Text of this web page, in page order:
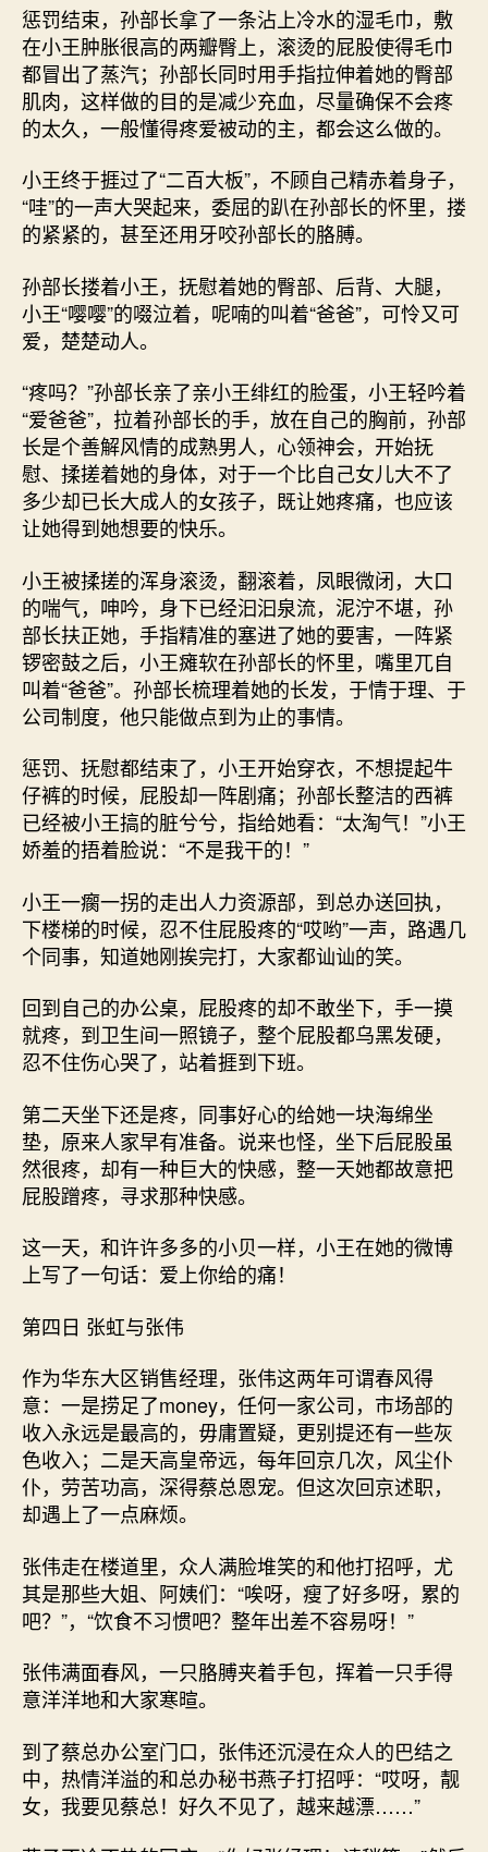
惩罚结束，孙部长拿了一条沾上冷水的湿毛巾，敷
在小王肿胀很高的两瓣臀上，滚烫的屁股使得毛巾
都冒出了蒸汽；孙部长同时用手指拉伸着她的臀部
肌肉，这样做的目的是减少充血，尽量确保不会疼
的太久，一般懂得疼爱被动的主，都会这么做的。
小王终于捱过了“二百大板”，不顾自己精赤着身子，
“哇”的一声大哭起来，委屈的趴在孙部长的怀里，搂
的紧紧的，甚至还用牙咬孙部长的胳膊。
孙部长搂着小王，抚慰着她的臀部、后背、大腿，
小王“嘤嘤”的啜泣着，呢喃的叫着“爸爸”，可怜又可
爱，楚楚动人。
“疼吗？”孙部长亲了亲小王绯红的脸蛋，小王轻吟着
“爱爸爸”，拉着孙部长的手，放在自己的胸前，孙部
长是个善解风情的成熟男人，心领神会，开始抚
慰、揉搓着她的身体，对于一个比自己女儿大不了
多少却已长大成人的女孩子，既让她疼痛，也应该
让她得到她想要的快乐。
小王被揉搓的浑身滚烫，翻滚着，凤眼微闭，大口
的喘气，呻吟，身下已经汩汩泉流，泥泞不堪，孙
部长扶正她，手指精准的塞进了她的要害，一阵紧
锣密鼓之后，小王瘫软在孙部长的怀里，嘴里兀自
叫着“爸爸”。孙部长梳理着她的长发，于情于理、于
公司制度，他只能做点到为止的事情。
惩罚、抚慰都结束了，小王开始穿衣，不想提起牛
仔裤的时候，屁股却一阵剧痛；孙部长整洁的西裤
已经被小王搞的脏兮兮，指给她看：“太淘气！”小王
娇羞的捂着脸说：“不是我干的！”
小王一瘸一拐的走出人力资源部，到总办送回执，
下楼梯的时候，忍不住屁股疼的“哎哟”一声，路遇几
个同事，知道她刚挨完打，大家都讪讪的笑。
回到自己的办公桌，屁股疼的却不敢坐下，手一摸
就疼，到卫生间一照镜子，整个屁股都乌黑发硬，
忍不住伤心哭了，站着捱到下班。
第二天坐下还是疼，同事好心的给她一块海绵坐
垫，原来人家早有准备。说来也怪，坐下后屁股虽
然很疼，却有一种巨大的快感，整一天她都故意把
屁股蹭疼，寻求那种快感。
这一天，和许许多多的小贝一样，小王在她的微博
上写了一句话：爱上你给的痛！
第四日 张虹与张伟
作为华东大区销售经理，张伟这两年可谓春风得
意：一是捞足了money，任何一家公司，市场部的
收入永远是最高的，毋庸置疑，更别提还有一些灰
色收入；二是天高皇帝远，每年回京几次，风尘仆
仆，劳苦功高，深得蔡总恩宠。但这次回京述职，
却遇上了一点麻烦。
张伟走在楼道里，众人满脸堆笑的和他打招呼，尤
其是那些大姐、阿姨们：“唉呀，瘦了好多呀，累的
吧？”，“饮食不习惯吧？整年出差不容易呀！”
张伟满面春风，一只胳膊夹着手包，挥着一只手得
意洋洋地和大家寒暄。
到了蔡总办公室门口，张伟还沉浸在众人的巴结之
中，热情洋溢的和总办秘书燕子打招呼：“哎呀，靓
女，我要见蔡总！好久不见了，越来越漂……”